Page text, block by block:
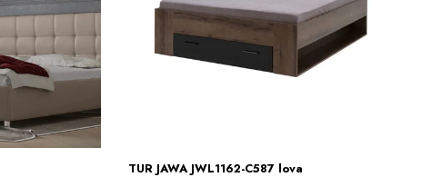
Į KREPŠELĮ
TUR JAWA JWL1162-C587 lova